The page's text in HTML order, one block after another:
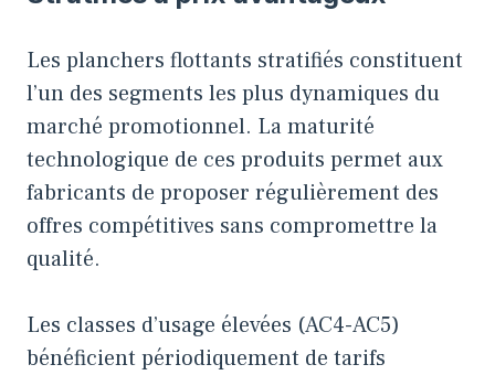
Les planchers flottants stratifiés constituent
l’un des segments les plus dynamiques du
marché promotionnel. La maturité
technologique de ces produits permet aux
fabricants de proposer régulièrement des
offres compétitives sans compromettre la
qualité.
Les classes d’usage élevées (AC4-AC5)
bénéficient périodiquement de tarifs